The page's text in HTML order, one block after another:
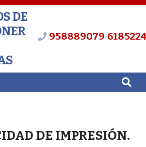
DE
958889079
DE IMPRESIÓN.